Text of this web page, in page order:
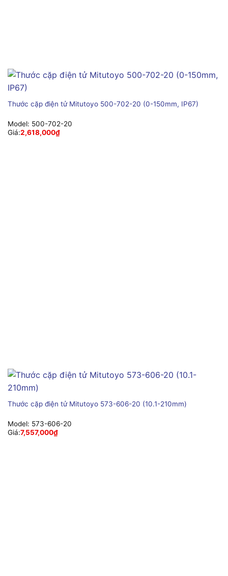
Thước cặp điện tử Mitutoyo 500-702-20 (0-150mm, IP67)
Model: 500-702-20
Giá:2,618,000₫
Thước cặp điện tử Mitutoyo 573-606-20 (10.1-210mm)
Model: 573-606-20
Giá:7,557,000₫